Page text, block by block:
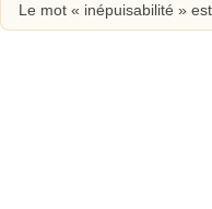
Le mot « inépuisabilité »